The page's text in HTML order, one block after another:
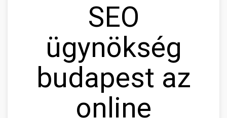
SEO
ügynökség
budapest az
online